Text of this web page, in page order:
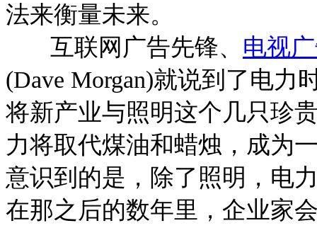
法来衡量未来。
互联网广告先锋、 电视
(Dave Morgan)就说到了电力
将新产业与照明这个几只珍
力将取代煤油和蜡烛，成为
意识到的是，除了照明，电
在那之后的数年里，企业家